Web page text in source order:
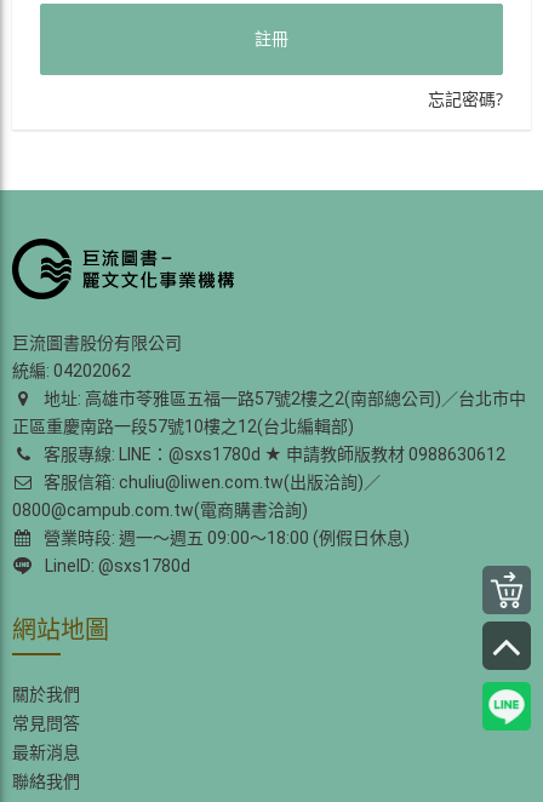
註冊
忘記密碼?
巨流圖書股份有限公司
統編: 04202062
地址: 高雄市苓雅區五福一路57號2樓之2(南部總公司)／台北市中
正區重慶南路一段57號10樓之12(台北編輯部)
客服專線: LINE：@sxs1780d ★ 申請教師版教材 0988630612
客服信箱: chuliu@liwen.com.tw(出版洽詢)／
0800@campub.com.tw(電商購書洽詢)
營業時段: 週一～週五 09:00～18:00 (例假日休息)
LineID: @sxs1780d
網站地圖
關於我們
常見問答
最新消息
聯絡我們